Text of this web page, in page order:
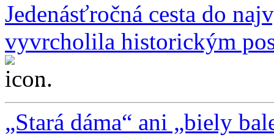
Jedenásťročná cesta do
vyvrcholila historickým
...
„Stará dáma“ ani „biely